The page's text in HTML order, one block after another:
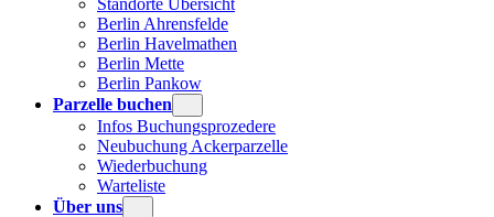
Standorte Übersicht
Berlin Ahrensfelde
Berlin Havelmathen
Berlin Mette
Berlin Pankow
Parzelle buchen
Infos Buchungsprozedere
Neubuchung Ackerparzelle
Wiederbuchung
Warteliste
Über uns